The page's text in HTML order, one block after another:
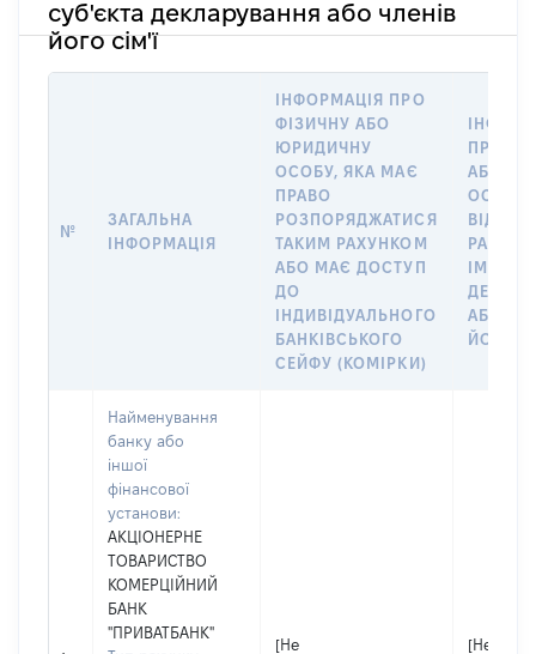
суб'єкта декларування або членів
його сім'ї
№
ЗАГАЛЬНА
ІНФОРМАЦІЯ
ІНФОРМАЦІЯ ПРО
ФІЗИЧНУ АБО
ЮРИДИЧНУ
ОСОБУ, ЯКА МАЄ
ПРАВО
РОЗПОРЯДЖАТИСЯ
ТАКИМ РАХУНКОМ
АБО МАЄ ДОСТУП
ДО
ІНДИВІДУАЛЬНОГО
БАНКІВСЬКОГО
СЕЙФУ (КОМІРКИ)
ПРО
АБО
ОСОБУ,
ІМ’Я
АБО
ЙОГО
Найменування
банку або
іншої
фінансової
установи:
АКЦІОНЕРНЕ
ТОВАРИСТВО
КОМЕРЦІЙНИЙ
БАНК
"ПРИВАТБАНК"
[Не
[Не